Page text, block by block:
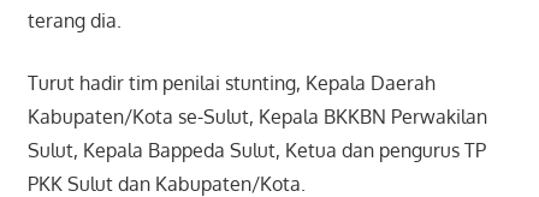
terang dia.
Turut hadir tim penilai stunting, Kepala Daerah
Kabupaten/Kota se-Sulut, Kepala BKKBN Perwakilan
Sulut, Kepala Bappeda Sulut, Ketua dan pengurus TP
PKK Sulut dan Kabupaten/Kota.